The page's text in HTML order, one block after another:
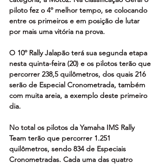
piloto fez o 4º melhor tempo, se colocando
entre os primeiros e em posição de lutar
por mais uma vitória na prova.
O 10º Rally Jalapão terá sua segunda etapa
nesta quinta-feira (20) e os pilotos terão que
percorrer 238,5 quilômetros, dos quais 216
serão de Especial Cronometrada, também
com muita areia, a exemplo deste primeiro
dia.
No total os pilotos da Yamaha IMS Rally
Team terão que percorrer 1.251
quilômetros, sendo 834 de Especiais
Cronometradas. Cada uma das quatro